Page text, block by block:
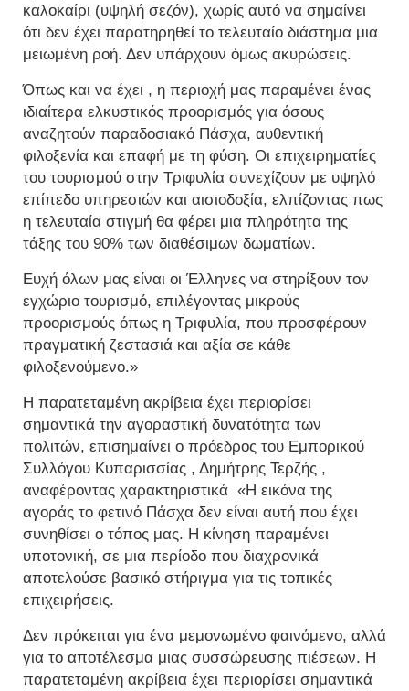
καλοκαίρι (υψηλή σεζόν), χωρίς αυτό να σημαίνει
ότι δεν έχει παρατηρηθεί το τελευταίο διάστημα μια
μειωμένη ροή. Δεν υπάρχουν όμως ακυρώσεις.
Όπως και να έχει , η περιοχή μας παραμένει ένας
ιδιαίτερα ελκυστικός προορισμός για όσους
αναζητούν παραδοσιακό Πάσχα, αυθεντική
φιλοξενία και επαφή με τη φύση. Οι επιχειρηματίες
του τουρισμού στην Τριφυλία συνεχίζουν με υψηλό
επίπεδο υπηρεσιών και αισιοδοξία, ελπίζοντας πως
η τελευταία στιγμή θα φέρει μια πληρότητα της
τάξης του 90% των διαθέσιμων δωματίων.
Ευχή όλων μας είναι οι Έλληνες να στηρίξουν τον
εγχώριο τουρισμό, επιλέγοντας μικρούς
προορισμούς όπως η Τριφυλία, που προσφέρουν
πραγματική ζεστασιά και αξία σε κάθε
φιλοξενούμενο.»
Η παρατεταμένη ακρίβεια έχει περιορίσει
σημαντικά την αγοραστική δυνατότητα των
πολιτών, επισημαίνει ο πρόεδρος του Εμπορικού
Συλλόγου Κυπαρισσίας , Δημήτρης Τερζής ,
αναφέροντας χαρακτηριστικά «Η εικόνα της
αγοράς το φετινό Πάσχα δεν είναι αυτή που έχει
συνηθίσει ο τόπος μας. Η κίνηση παραμένει
υποτονική, σε μια περίοδο που διαχρονικά
αποτελούσε βασικό στήριγμα για τις τοπικές
επιχειρήσεις.
Δεν πρόκειται για ένα μεμονωμένο φαινόμενο, αλλά
για το αποτέλεσμα μιας συσσώρευσης πιέσεων. Η
παρατεταμένη ακρίβεια έχει περιορίσει σημαντικά